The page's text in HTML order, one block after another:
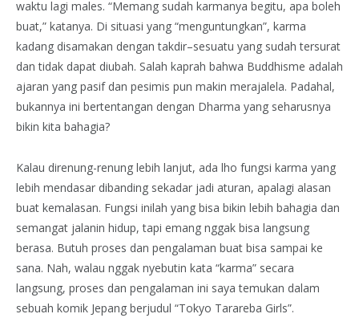
waktu lagi males. “Memang sudah karmanya begitu, apa boleh
buat,” katanya. Di situasi yang “menguntungkan”, karma
kadang disamakan dengan takdir–sesuatu yang sudah tersurat
dan tidak dapat diubah. Salah kaprah bahwa Buddhisme adalah
ajaran yang pasif dan pesimis pun makin merajalela. Padahal,
bukannya ini bertentangan dengan Dharma yang seharusnya
bikin kita bahagia?
Kalau direnung-renung lebih lanjut, ada lho fungsi karma yang
lebih mendasar dibanding sekadar jadi aturan, apalagi alasan
buat kemalasan. Fungsi inilah yang bisa bikin lebih bahagia dan
semangat jalanin hidup, tapi emang nggak bisa langsung
berasa. Butuh proses dan pengalaman buat bisa sampai ke
sana. Nah, walau nggak nyebutin kata “karma” secara
langsung, proses dan pengalaman ini saya temukan dalam
sebuah komik Jepang berjudul “Tokyo Tarareba Girls”.